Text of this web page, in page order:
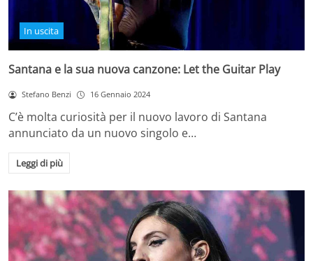
In uscita
Santana e la sua nuova canzone: Let the Guitar Play
Stefano Benzi 16 Gennaio 2024
C’è molta curiosità per il nuovo lavoro di Santana
annunciato da un nuovo singolo e…
Leggi di più